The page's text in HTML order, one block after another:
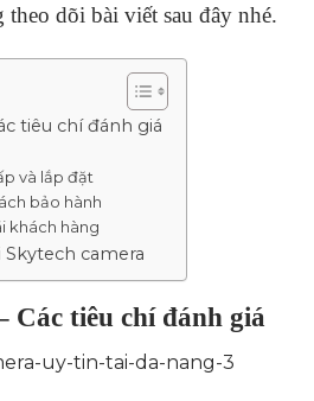
dõi bài viết sau đây nhé.
tiêu chí đánh giá
và lắp đặt
bảo hành
khách hàng
camera
Các tiêu chí đánh giá